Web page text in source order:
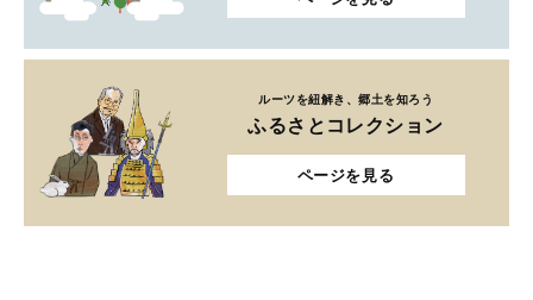
ルーツを紐解き、郷土を知ろう
ふるさとコレクション
ページを見る